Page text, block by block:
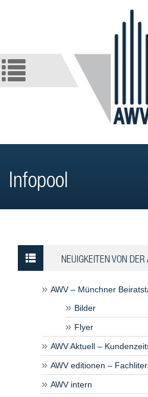
Infopool
NEUIGKEITEN VON DER
AWV – Münchner
Bilder
Flyer
AWV Aktuell –
AWV editionen –
AWV intern